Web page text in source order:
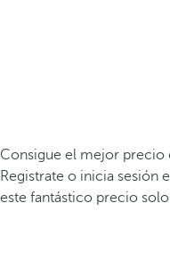
Consigue el mejor precio
Registrate o inicia sesión
este fantástico precio